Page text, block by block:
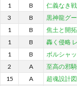
1
B 仁義なき
3
B 黒神龍グ
1
B 焦土と開
1
B 轟く侵略
1
B ボルシャ
2
A 至高の邪
15
A 超魂設計